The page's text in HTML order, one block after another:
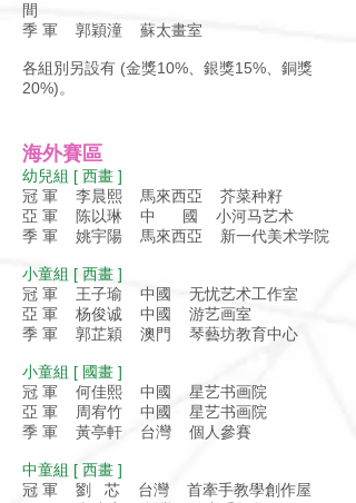
間
季 軍 郭穎潼 蘇太畫室
各組別另設有 (金獎10%、銀獎15%、銅獎
20%)。
海外賽區
幼兒組 [ 西畫 ]
冠 軍 李晨熙 馬來西亞 芥菜种籽
亞 軍 陈以琳 中 國 小河马艺术
季 軍 姚宇陽 馬來西亞 新一代美术学院
小童組 [ 西畫 ]
冠 軍 王子瑜 中國 无忧艺术工作室
亞 軍 杨俊诚 中國 游艺画室
季 軍 郭芷穎 澳門 琴藝坊教育中心
小童組 [ 國畫 ]
冠 軍 何佳熙 中國 星艺书画院
亞 軍 周宥竹 中國 星艺书画院
季 軍 黃亭軒 台灣 個人參賽
中童組 [ 西畫 ]
冠 軍 劉 芯 台灣 首牽手教學創作屋